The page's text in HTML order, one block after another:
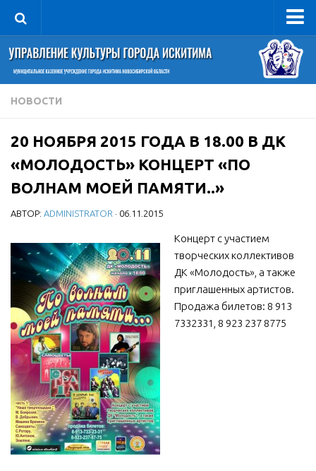
Управление
Руководитель
Сведения об организации
Книга почета культуры
Фотогалерея
Документы
Учредительные документы
Противодействие коррупции
Отчеты о деятельности
Учреждения культуры
МБУ Дом культуры «Молодость»
МБУ Дом культуры «Октябрь»
МБОУ ДО «Детская школа искусств»
МБОУ ДО «Детская музыкальная школа»
МБУК «Искитимский городской историко-художественный
музей»
НОВОСТИ
20 НОЯБРЯ 2015 ГОДА В 18.00 В ДК
«МОЛОДОСТЬ» КОНЦЕРТ «ПО
ВОЛНАМ МОЕЙ ПАМЯТИ..»
АВТОР: ADMINISTRATOR · 06.11.2015
Концерт с участием
творческих коллективов
ДК «Молодость», а также
приглашенных артистов.
Продажа билетов: 8 913
7332331, 8 923 237 8775